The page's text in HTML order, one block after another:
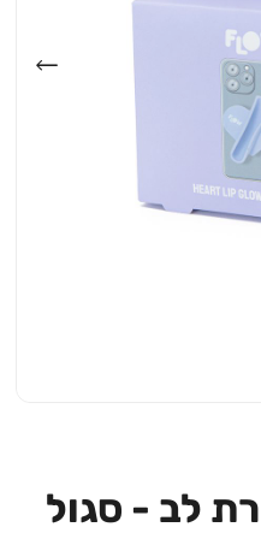
לב - סגול